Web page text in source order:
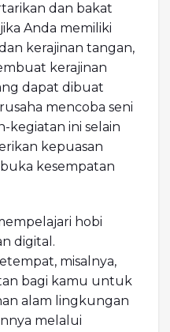
dan bakat
Anda memiliki
kerajinan tangan,
kerajinan
dapat dibuat
mencoba seni
kegiatan ini selain
kepuasan
kesempatan
hobi
digital.
misalnya,
bagi kamu untuk
alam lingkungan
melalui